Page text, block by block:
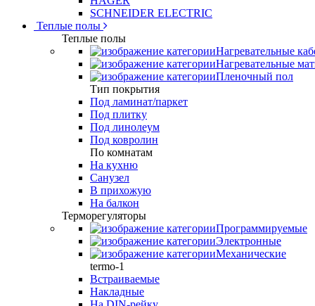
SCHNEIDER ELECTRIC
Теплые полы
Теплые полы
Нагревательные
Нагревательные
Пленочный пол
Тип покрытия
Под ламинат/паркет
Под плитку
Под линолеум
Под ковролин
По комнатам
На кухню
Санузел
В прихожую
На балкон
Терморегуляторы
Программируемые
Электронные
Механические
termo-1
Встраиваемые
Накладные